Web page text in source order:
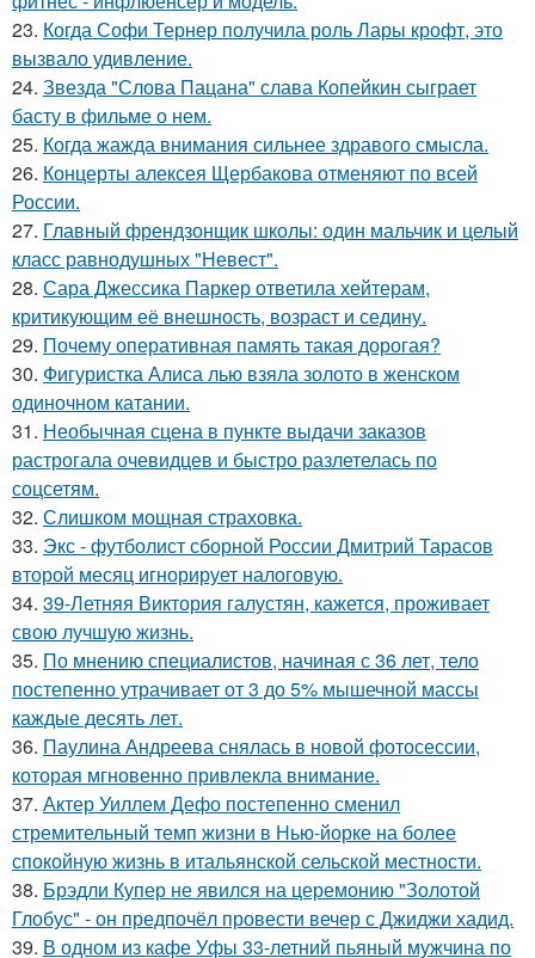
23. Когда Софи Тернер получила роль Лары крофт, это
вызвало удивление.
24. Звезда "Слова Пацана" слава Копейкин сыграет
басту в фильме о нем.
25. Когда жажда внимания сильнее здравого смысла.
26. Концерты алексея Щербакова отменяют по всей
России.
27. Главный френдзонщик школы: один мальчик и целый
класс равнодушных "Невест".
28. Сара Джессика Паркер ответила хейтерам,
критикующим её внешность, возраст и седину.
29. Почему оперативная память такая дорогая?
30. Фигуристка Алиса лью взяла золото в женском
одиночном катании.
31. Необычная сцена в пункте выдачи заказов
растрогала очевидцев и быстро разлетелась по
соцсетям.
32. Слишком мощная страховка.
33. Экс - футболист сборной России Дмитрий Тарасов
второй месяц игнорирует налоговую.
34. 39-Летняя Виктория галустян, кажется, проживает
свою лучшую жизнь.
35. По мнению специалистов, начиная с 36 лет, тело
постепенно утрачивает от 3 до 5% мышечной массы
каждые десять лет.
36. Паулина Андреева снялась в новой фотосессии,
которая мгновенно привлекла внимание.
37. Актер Уиллем Дефо постепенно сменил
стремительный темп жизни в Нью-йорке на более
спокойную жизнь в итальянской сельской местности.
38. Брэдли Купер не явился на церемонию "Золотой
Глобус" - он предпочёл провести вечер с Джиджи хадид.
39. В одном из кафе Уфы 33-летний пьяный мужчина по